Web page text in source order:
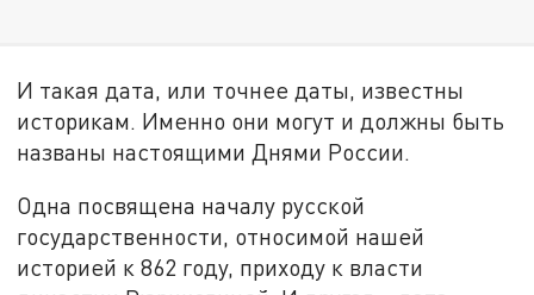
И такая дата, или точнее даты, известны
историкам. Именно они могут и должны быть
названы настоящими Днями России.
Одна посвящена началу русской
государственности, относимой нашей
историей к 862 году, приходу к власти